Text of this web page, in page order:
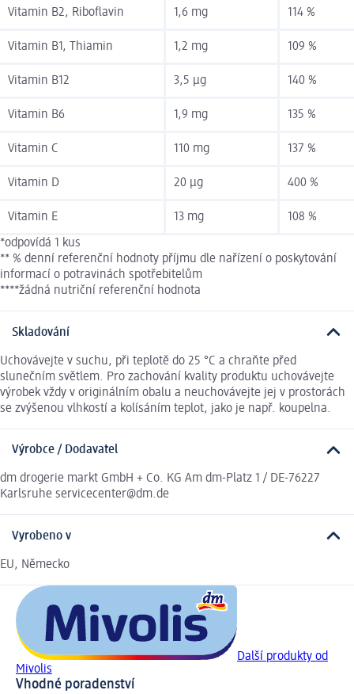
Vitamin B2, Riboflavin 1,6 mg 114 %
Vitamin B1, Thiamin 1,2 mg 109 %
Vitamin B12 3,5 µg 140 %
Vitamin B6 1,9 mg 135 %
Vitamin C 110 mg 137 %
Vitamin D 20 µg 400 %
Vitamin E 13 mg 108 %
*odpovídá 1 kus
** % denní referenční hodnoty příjmu dle nařízení o poskytování
informací o potravinách spotřebitelům
****žádná nutriční referenční hodnota
Skladování
Uchovávejte v suchu, při teplotě do 25 °C a chraňte před
slunečním světlem. Pro zachování kvality produktu uchovávejte
výrobek vždy v originálním obalu a neuchovávejte jej v prostorách
se zvýšenou vlhkostí a kolísáním teplot, jako je např. koupelna.
Výrobce / Dodavatel
dm drogerie markt GmbH + Co. KG Am dm-Platz 1 / DE-76227
Karlsruhe servicecenter@dm.de
Vyrobeno v
EU, Německo
Další produkty od
Mivolis
Vhodné poradenství